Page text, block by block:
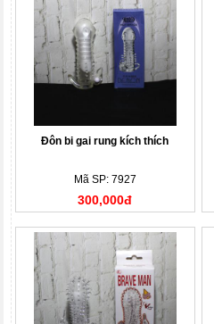
Đôn bi gai rung kích thích
Mã SP: 7927
300,000đ